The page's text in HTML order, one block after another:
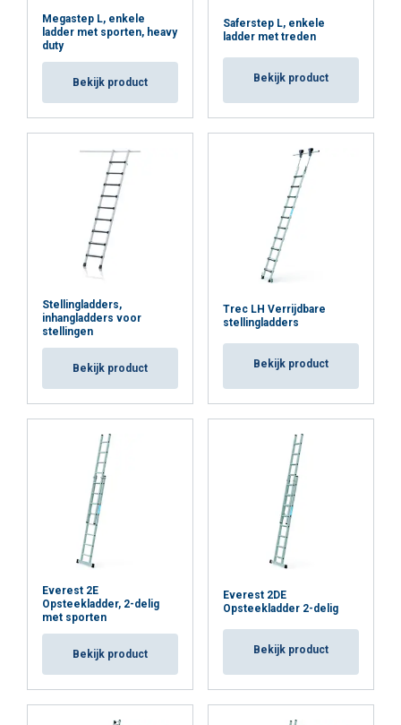
Megastep L, enkele
ladder met sporten, heavy
duty
Bekijk product
Saferstep L, enkele
ladder met treden
Bekijk product
Stellingladders,
inhangladders voor
stellingen
Bekijk product
Trec LH Verrijdbare
stellingladders
Bekijk product
Everest 2E
Opsteekladder, 2-delig
met sporten
Bekijk product
Everest 2DE
Opsteekladder 2-delig
Bekijk product
Functioneel Niet-geclassificeerd
DETAILS WEERGEVEN
Cookie Policy